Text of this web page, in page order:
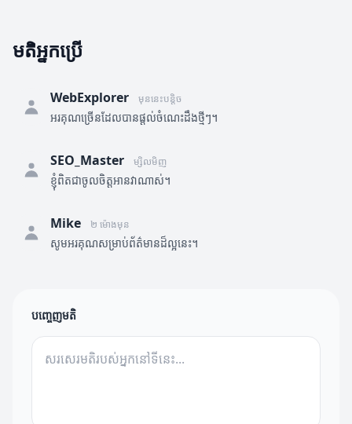
មតិអ្នកប្រើ
WebExplorer មុននេះបន្តិច
អរគុណច្រើនដែលបានផ្តល់ចំណេះដឹងថ្មីៗ។
SEO_Master ម្សិលមិញ
ខ្ញុំពិតជាចូលចិត្តអានវាណាស់។
Mike ២ ម៉ោងមុន
សូមអរគុណសម្រាប់ព័ត៌មានដ៏ល្អនេះ។
បញ្ចេញមតិ